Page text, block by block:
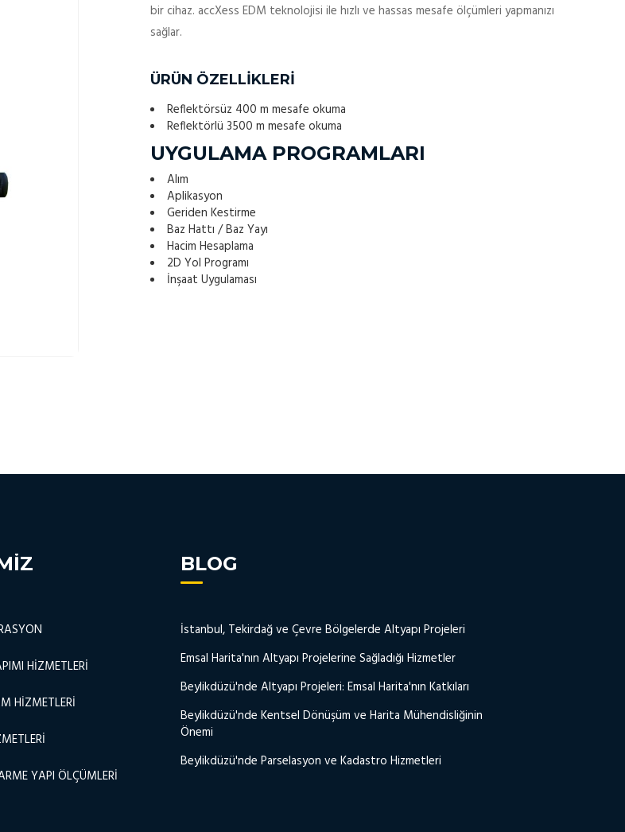
bir cihaz. accXess EDM teknolojisi ile hızlı ve hassas mesafe ölçümleri yapmanızı
sağlar.
ÜRÜN ÖZELLİKLERİ
Reflektörsüz 400 m mesafe okuma
Reflektörlü 3500 m mesafe okuma
UYGULAMA PROGRAMLARI
Alım
Aplikasyon
Geriden Kestirme
Baz Hattı / Baz Yayı
Hacim Hesaplama
2D Yol Programı
İnşaat Uygulaması
HİZMETLERİ
HİZMETLERİ
YAPI ÖLÇÜMLERİ
BLOG
İstanbul, Tekirdağ ve Çevre Bölgelerde Altyapı Projeleri
Emsal Harita'nın Altyapı Projelerine Sağladığı Hizmetler
Beylikdüzü'nde Altyapı Projeleri: Emsal Harita'nın Katkıları
Beylikdüzü'nde Kentsel Dönüşüm ve Harita Mühendisliğinin
Önemi
Beylikdüzü'nde Parselasyon ve Kadastro Hizmetleri